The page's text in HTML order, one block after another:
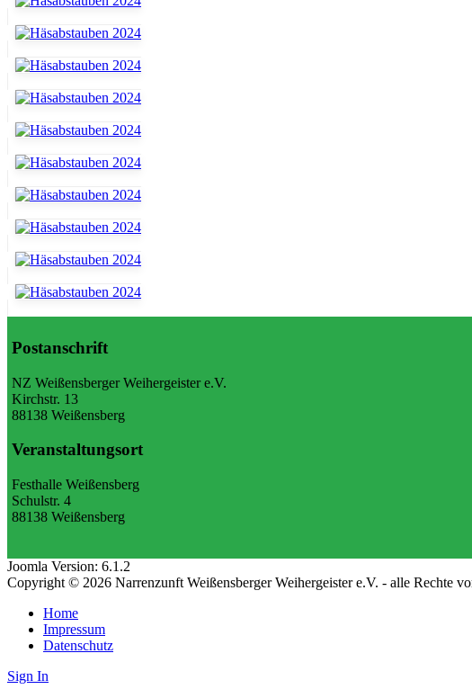
Postanschrift
NZ Weißensberger Weihergeister e.V.
Kirchstr. 13
88138 Weißensberg
Veranstaltungsort
Festhalle Weißensberg
Schulstr. 4
88138 Weißensberg
Joomla Version: 6.1.2
Copyright © 2026 Narrenzunft Weißensberger Weihergeister e.V. - alle Rechte
Home
Impressum
Datenschutz
Sign In